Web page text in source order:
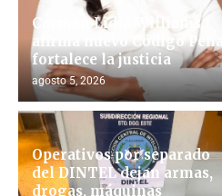
Carmen Lidia Williams
afirma nuevo Código Penal
fortalece la justicia
agosto 5, 2026
Operativos por separado
del DINTEL dejan armas,
drogas, máquinas